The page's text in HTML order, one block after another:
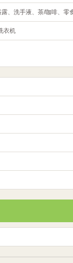
、洗手液、茶/咖啡、零
衣机